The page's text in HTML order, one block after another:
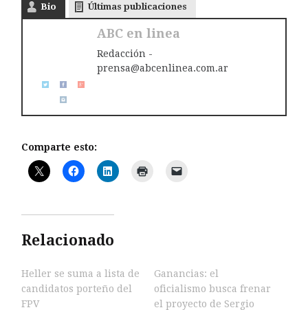
Bio Últimas publicaciones
ABC en linea
Redacción -
prensa@abcenlinea.com.ar
Comparte esto:
Relacionado
Heller se suma a lista de
candidatos porteño del
FPV
Ganancias: el
oficialismo busca frenar
el proyecto de Sergio